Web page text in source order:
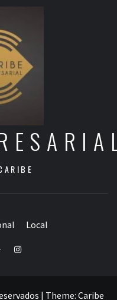
Local
Instagram
| Theme: Caribe